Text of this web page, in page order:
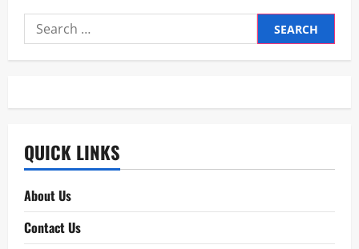
Search
for:
QUICK LINKS
About Us
Contact Us